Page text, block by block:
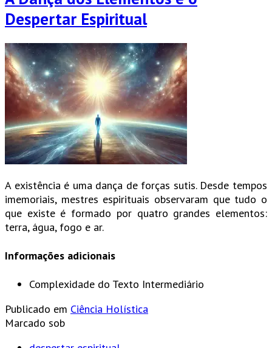
Despertar Espiritual
A existência é uma dança de forças sutis. Desde tempos
imemoriais, mestres espirituais observaram que tudo o
que existe é formado por quatro grandes elementos:
terra, água, fogo e ar.
Informações adicionais
Complexidade do Texto Intermediário
Publicado em Ciência Holística
Marcado sob